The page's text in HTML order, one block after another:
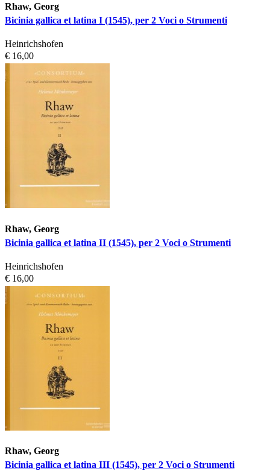
Rhaw, Georg
Bicinia gallica et latina I (1545), per 2 Voci o Strumenti
Heinrichshofen
€ 16,00
Rhaw, Georg
Bicinia gallica et latina II (1545), per 2 Voci o Strumenti
Heinrichshofen
€ 16,00
Rhaw, Georg
Bicinia gallica et latina III (1545), per 2 Voci o Strumenti